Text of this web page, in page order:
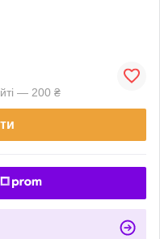
— 200 ₴